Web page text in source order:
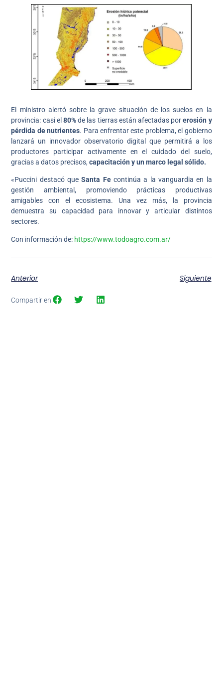
El ministro alertó sobre la grave situación de los suelos en la
provincia: casi el 80%de las tierras están afectadas porerosión y
pérdida de nutrientes. Para enfrentar este problema, el gobierno
lanzará un innovador observatorio digital que permitirá a los
productores participar activamente en el cuidado del suelo,
gracias a datos precisos, capacitación y un marco legal sólido.
«Puccini destacó queSanta Fecontinúa a la vanguardia en la
gestión ambiental, promoviendo prácticas productivas
amigables con el ecosistema. Una vez más, la provincia
demuestra su capacidad para innovar y articular distintos
sectores.
Con información de: https://www.todoagro.com.ar/
Anterior Siguiente
Compartir en